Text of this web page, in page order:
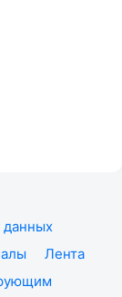
данных
Лента